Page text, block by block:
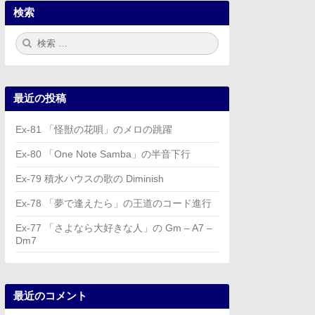
検索
検
索:
最近の投稿
Ex-81 「怪獣の花唄」のメロの跳躍
Ex-80 「One Note Samba」の半音下行
Ex-79 積水ハウスの歌の Diminish
Ex-78 「夢で逢えたら」の王道のコード進行
Ex-77 「さよなら大好きな人」の Gm – A7 –
Dm7
最近のコメント